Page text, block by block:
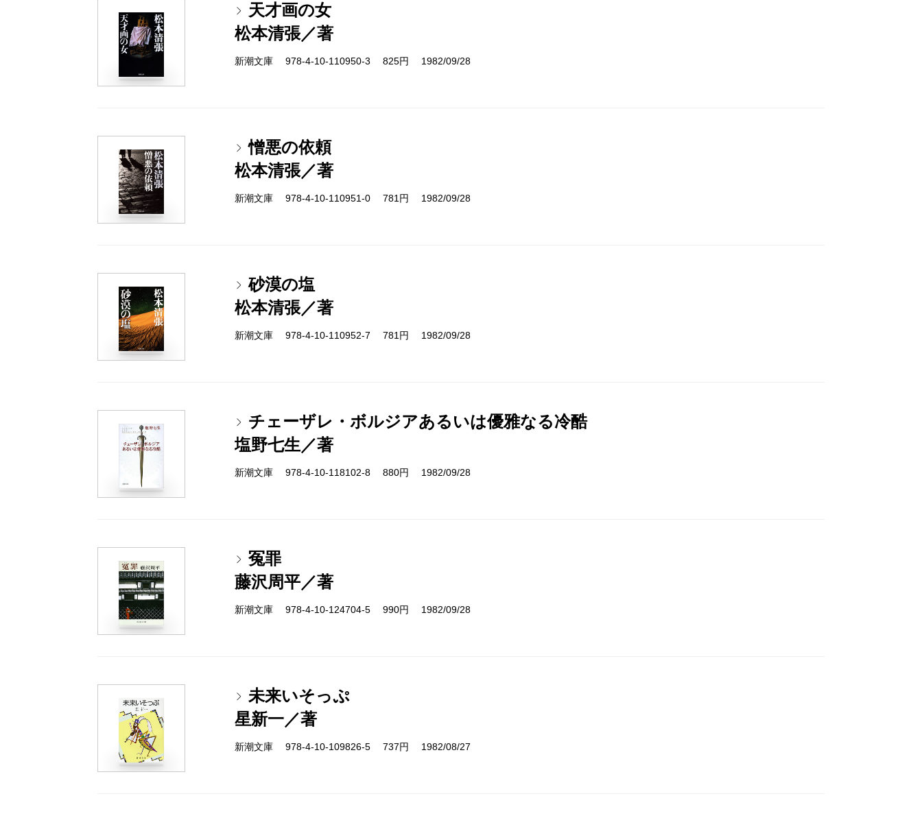
天才画の女
松本清張／著
新潮文庫 978-4-10-110950-3 825円 1982/09/28
憎悪の依頼
松本清張／著
新潮文庫 978-4-10-110951-0 781円 1982/09/28
砂漠の塩
松本清張／著
新潮文庫 978-4-10-110952-7 781円 1982/09/28
チェーザレ・ボルジアあるいは優雅なる冷酷
塩野七生／著
新潮文庫 978-4-10-118102-8 880円 1982/09/28
冤罪
藤沢周平／著
新潮文庫 978-4-10-124704-5 990円 1982/09/28
未来いそっぷ
星新一／著
新潮文庫 978-4-10-109826-5 737円 1982/08/27